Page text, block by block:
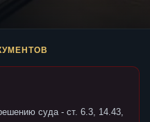
суда - ст. 6.3, 14.43,